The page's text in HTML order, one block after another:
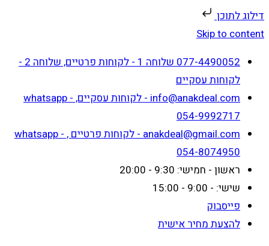
דילוג לתוכן
Skip to content
077-4490052 שלוחה 1 - לקוחות פרטיים, שלוחה 2 -
לקוחות עסקיים
info@anakdeal.com - לקוחות עסקיים, whatsapp -
054-9992717
anakdeal@gmail.com - לקוחות פרטיים , whatsapp -
054-8074950
ראשון - חמישי: 9:30 - 20:00
שישי: - 9:00 - 15:00
פייסבוק
להצעת מחיר אישית